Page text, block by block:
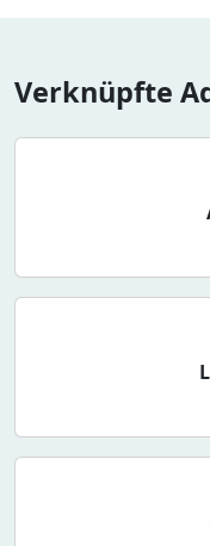
Verknüpfte